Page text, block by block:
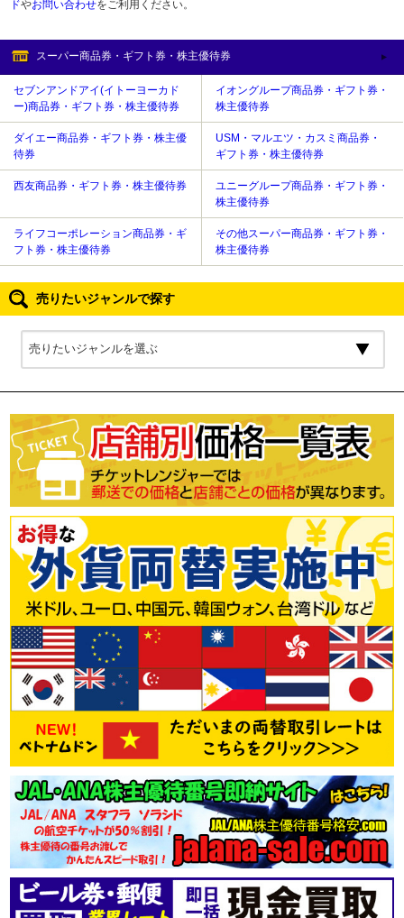
ドやお問い合わせをご利用ください。
スーパー商品券・ギフト券・株主優待券
セブンアンドアイ(イトーヨーカド
ー)商品券・ギフト券・株主優待券
イオングループ商品券・ギフト券・
株主優待券
ダイエー商品券・ギフト券・株主優
待券
USM・マルエツ・カスミ商品券・
ギフト券・株主優待券
西友商品券・ギフト券・株主優待券
ユニーグループ商品券・ギフト券・
株主優待券
ライフコーポレーション商品券・ギ
フト券・株主優待券
その他スーパー商品券・ギフト券・
株主優待券
売りたいジャンルで探す